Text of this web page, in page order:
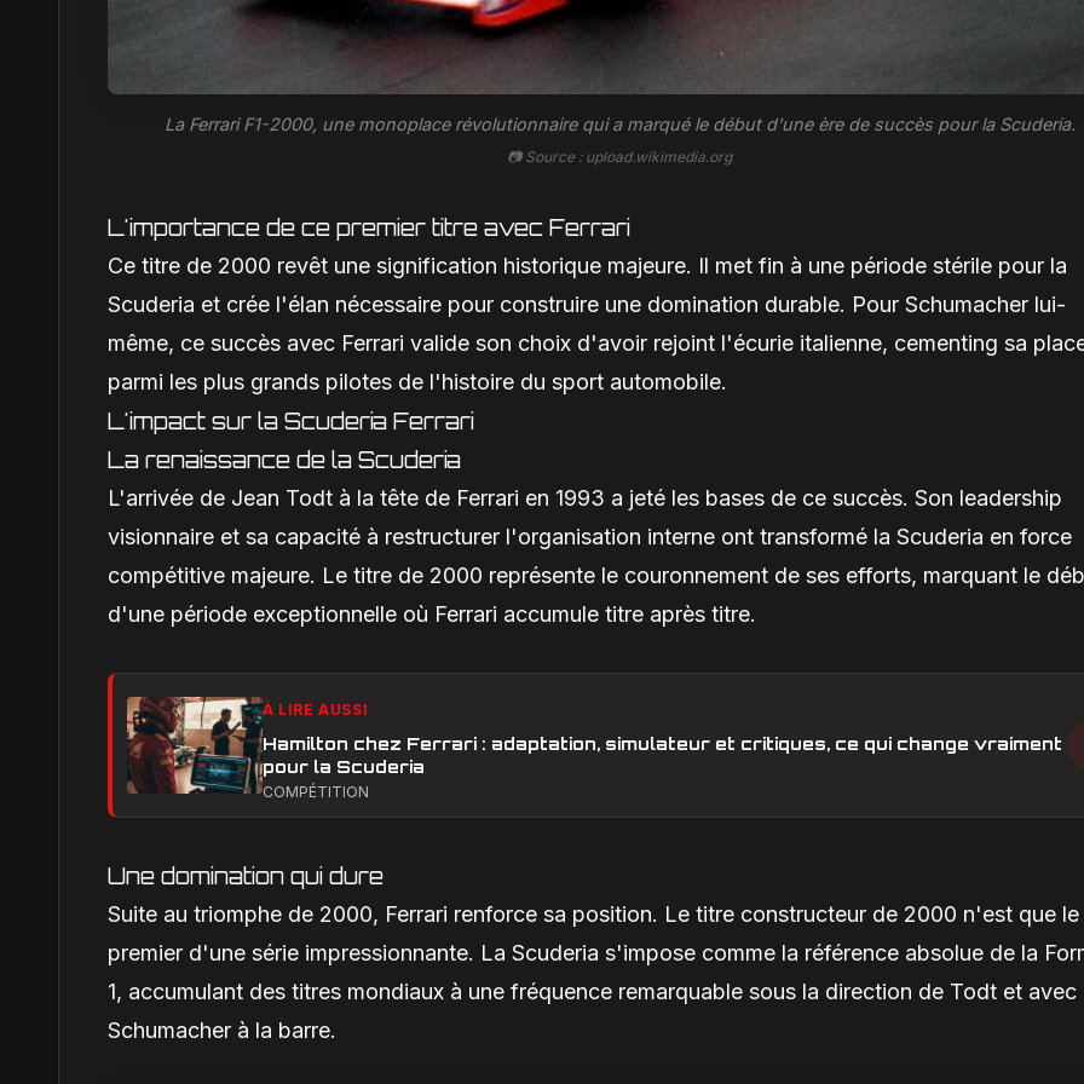
La Ferrari F1-2000, une monoplace révolutionnaire qui a marqué le début d'une ère de succès pour la Scuderia.
📷 Source : upload.wikimedia.org
L'importance de ce premier titre avec Ferrari
Ce titre de 2000 revêt une signification historique majeure. Il met fin à une période stérile pour la
Scuderia et crée l'élan nécessaire pour construire une domination durable. Pour Schumacher lui-
même, ce succès avec Ferrari valide son choix d'avoir rejoint l'écurie italienne, cementing sa
parmi les plus grands pilotes de l'histoire du sport automobile.
L'impact sur la Scuderia Ferrari
La renaissance de la Scuderia
L'arrivée de Jean Todt à la tête de Ferrari en 1993 a jeté les bases de ce succès. Son leadership
visionnaire et sa capacité à restructurer l'organisation interne ont transformé la Scuderia en force
compétitive majeure. Le titre de 2000 représente le couronnement de ses efforts, marquant le
d'une période exceptionnelle où Ferrari accumule titre après titre.
À LIRE AUSSI
Hamilton chez Ferrari : adaptation, simulateur et critiques, ce qui change vraiment
pour la Scuderia
COMPÉTITION
Une domination qui dure
Suite au triomphe de 2000, Ferrari renforce sa position. Le titre constructeur de 2000 n'est que le
premier d'une série impressionnante. La Scuderia s'impose comme la référence absolue de la
1, accumulant des titres mondiaux à une fréquence remarquable sous la direction de Todt et avec
Schumacher à la barre.